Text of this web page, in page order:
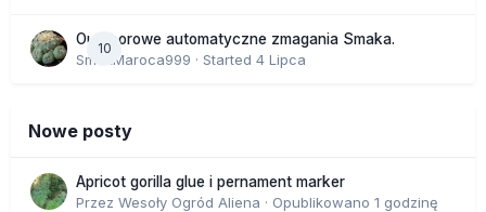
10
Outdoorowe automatyczne zmagania Smaka.
SmakMaroca999 · Started 4 Lipca
Nowe posty
Apricot gorilla glue i pernament marker
Przez Wesoły Ogród Aliena · Opublikowano 1 godzinę